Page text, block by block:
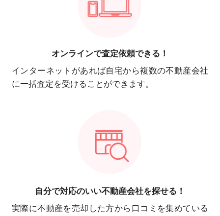
オンラインで査定依頼できる！
インターネットがあれば自宅から複数の不動産会社
に一括査定を受けることができます。
自分で対応のいい不動産会社を探せる！
実際に不動産を売却した方から口コミを集めている